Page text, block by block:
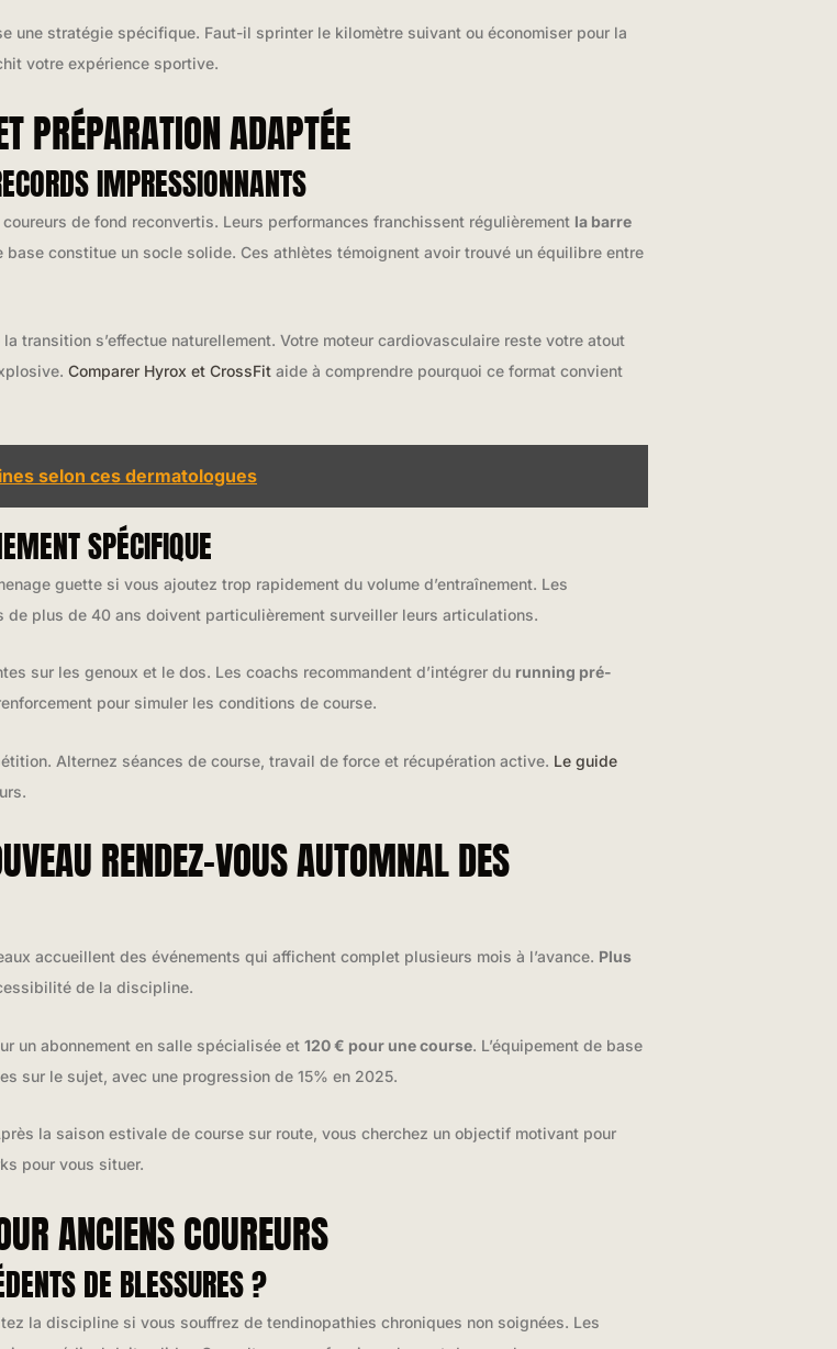
une stratégie spécifique. Faut-il sprinter le kilomètre suivant ou économiser pour la
votre expérience sportive.
PRÉPARATION ADAPTÉE
IMPRESSIONNANTS
de fond reconvertis. Leurs performances franchissent régulièrement la barre
base constitue un socle solide. Ces athlètes témoignent avoir trouvé un équilibre entre
transition s’effectue naturellement. Votre moteur cardiovasculaire reste votre atout
Comparer Hyrox et CrossFit aide à comprendre pourquoi ce format convient
selon ces dermatologues
SPÉCIFIQUE
guette si vous ajoutez trop rapidement du volume d’entraînement. Les
plus de 40 ans doivent particulièrement surveiller leurs articulations.
sur les genoux et le dos. Les coachs recommandent d’intégrer du running pré-
pour simuler les conditions de course.
Alternez séances de course, travail de force et récupération active. Le guide
RENDEZ-VOUS AUTOMNAL DES
accueillent des événements qui affichent complet plusieurs mois à l’avance. Plus
de la discipline.
un abonnement en salle spécialisée et 120 € pour une course. L’équipement de base
sur le sujet, avec une progression de 15% en 2025.
la saison estivale de course sur route, vous cherchez un objectif motivant pour
pour vous situer.
ANCIENS COUREURS
DE BLESSURES ?
la discipline si vous souffrez de tendinopathies chroniques non soignées. Les